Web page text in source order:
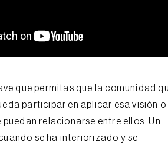
que permitas que la comunidad
participar en aplicar esa visión o
puedan relacionarse entre ellos. Un
se ha interiorizado y se